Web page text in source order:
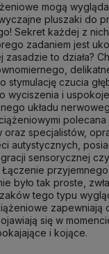
mogą
pluszaki do
Sekret każdej z
zadaniem jest
zasadzie to działa?
stymulację czucia
wyciszenia i
układu
oraz specjalistów,
autystycznych,
sensorycznej
Łączenie
było tak proste,
tego typu
zapewniają
się w
i kojące.